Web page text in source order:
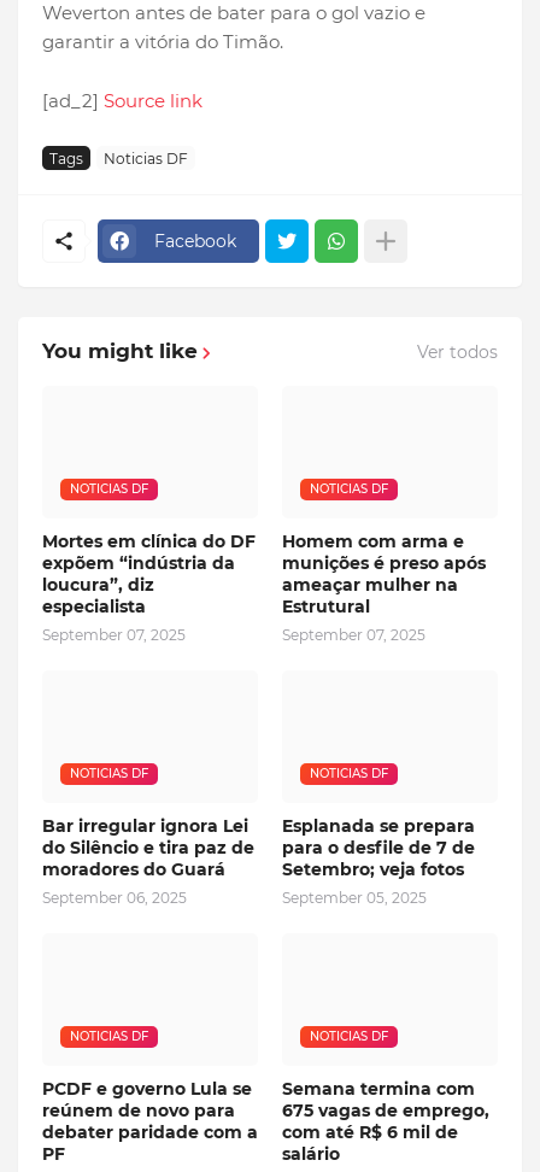
Weverton antes de bater para o gol vazio e
garantir a vitória do Timão.
[ad_2] Source link
Tags Noticias DF
Facebook
You might like Ver todos
NOTICIAS DF
Mortes em clínica do DF
expõem “indústria da
loucura”, diz
especialista
September 07, 2025
NOTICIAS DF
Homem com arma e
munições é preso após
ameaçar mulher na
Estrutural
September 07, 2025
NOTICIAS DF
Bar irregular ignora Lei
do Silêncio e tira paz de
moradores do Guará
September 06, 2025
NOTICIAS DF
Esplanada se prepara
para o desfile de 7 de
Setembro; veja fotos
September 05, 2025
NOTICIAS DF
PCDF e governo Lula se
reúnem de novo para
debater paridade com a
PF
NOTICIAS DF
Semana termina com
675 vagas de emprego,
com até R$ 6 mil de
salário